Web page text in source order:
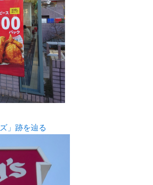
」跡を辿る